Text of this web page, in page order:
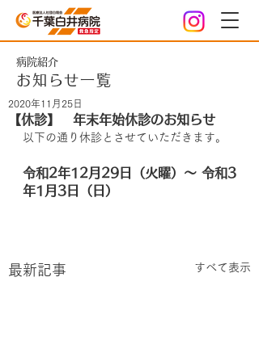
病院紹介
お知らせ一覧
【休診】 年末年始休診のお知らせ
2020年11月25日
以下の通り休診とさせていただきます。
令和2年12月29日（火曜）～ 令和3
年1月3日（日）
最新記事 すべて表示